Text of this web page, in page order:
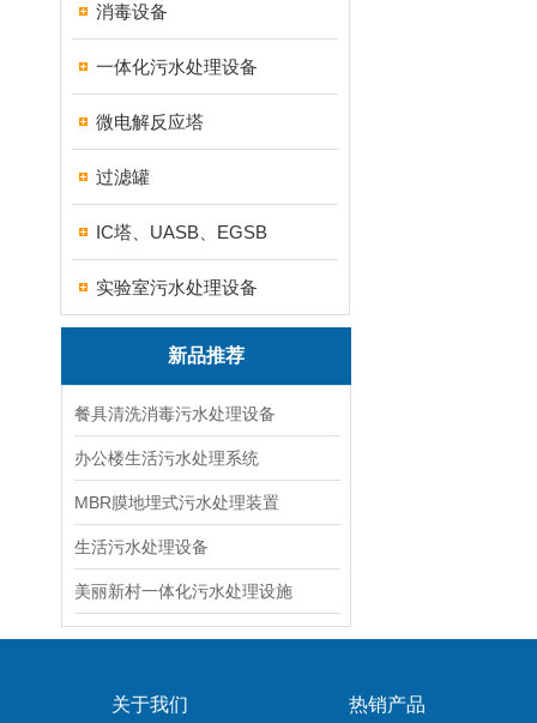
消毒设备
一体化污水处理设备
微电解反应塔
过滤罐
IC塔、UASB、EGSB
实验室污水处理设备
新品推荐
餐具清洗消毒污水处理设备
办公楼生活污水处理系统
MBR膜地埋式污水处理装置
生活污水处理设备
美丽新村一体化污水处理设施
关于我们 热销产品